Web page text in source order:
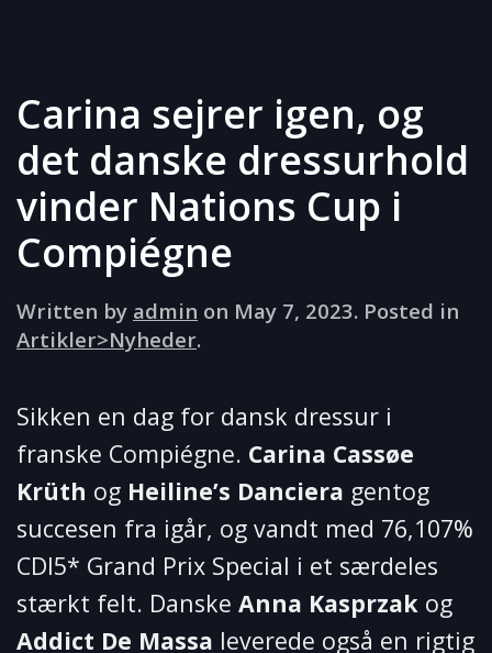
Carina sejrer igen, og
det danske dressurhold
vinder Nations Cup i
Compiégne
Written by admin on May 7, 2023. Posted in
Artikler>Nyheder.
Sikken en dag for dansk dressur i
franske Compiégne. Carina Cassøe
Krüth og Heiline’s Danciera gentog
succesen fra igår, og vandt med 76,107%
CDI5* Grand Prix Special i et særdeles
stærkt felt. Danske Anna Kasprzak og
Addict De Massa leverede også en rigtig